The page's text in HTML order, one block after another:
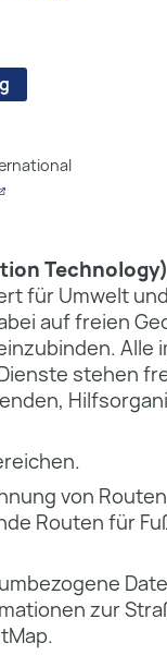
Technology)
für Umwelt
auf freien
Alle
stehen
von
Routen für
zur